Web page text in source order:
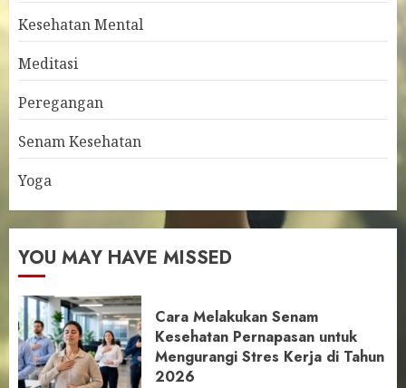
Kesehatan Mental
Meditasi
Peregangan
Senam Kesehatan
Yoga
YOU MAY HAVE MISSED
Cara Melakukan Senam
Kesehatan Pernapasan untuk
Mengurangi Stres Kerja di Tahun
2026